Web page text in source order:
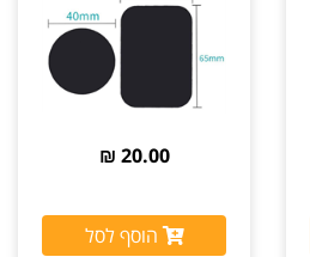
20.00 ₪
הוסף לסל